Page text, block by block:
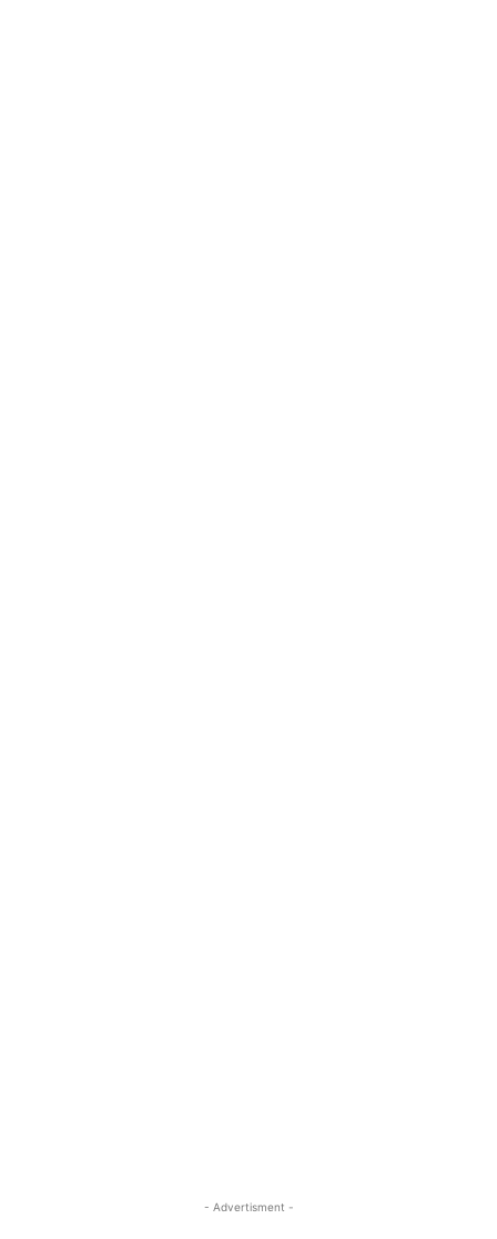
- Advertisment -